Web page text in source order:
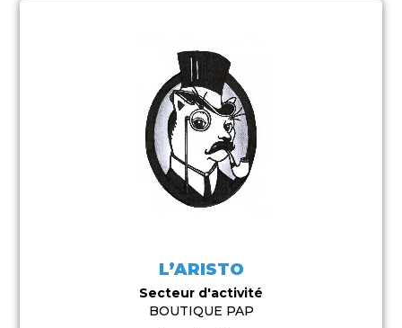
L’ARISTO
Secteur d'activité
BOUTIQUE PAP